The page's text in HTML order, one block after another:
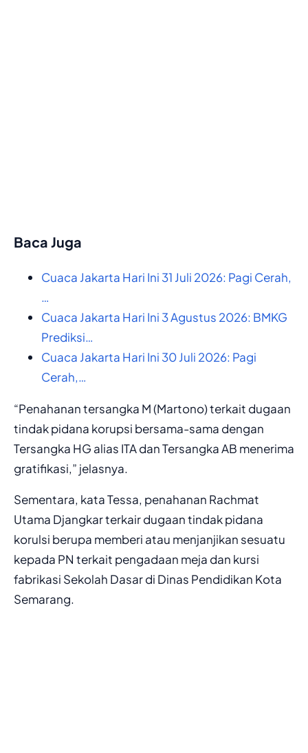
Baca Juga
Cuaca Jakarta Hari Ini 31 Juli 2026: Pagi Cerah,
…
Cuaca Jakarta Hari Ini 3 Agustus 2026: BMKG
Prediksi…
Cuaca Jakarta Hari Ini 30 Juli 2026: Pagi
Cerah,…
“Penahanan tersangka M (Martono) terkait dugaan
tindak pidana korupsi bersama-sama dengan
Tersangka HG alias ITA dan Tersangka AB menerima
gratifikasi,” jelasnya.
Sementara, kata Tessa, penahanan Rachmat
Utama Djangkar terkair dugaan tindak pidana
korulsi berupa memberi atau menjanjikan sesuatu
kepada PN terkait pengadaan meja dan kursi
fabrikasi Sekolah Dasar di Dinas Pendidikan Kota
Semarang.